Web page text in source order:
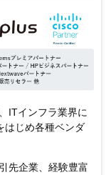
ITインフラ業界に
はじめ各種ベンダ
先企業、経験豊富